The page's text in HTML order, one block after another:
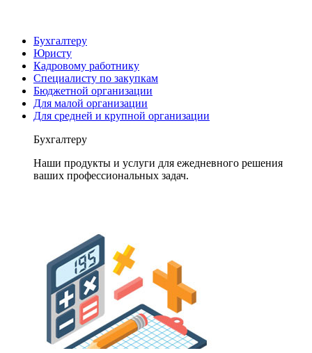
Бухгалтеру
Юристу
Кадровому работнику
Специалисту по закупкам
Бюджетной организации
Для малой организации
Для средней и крупной организации
Бухгалтеру
Наши продукты и услуги для ежедневного решения
ваших профессиональных задач.